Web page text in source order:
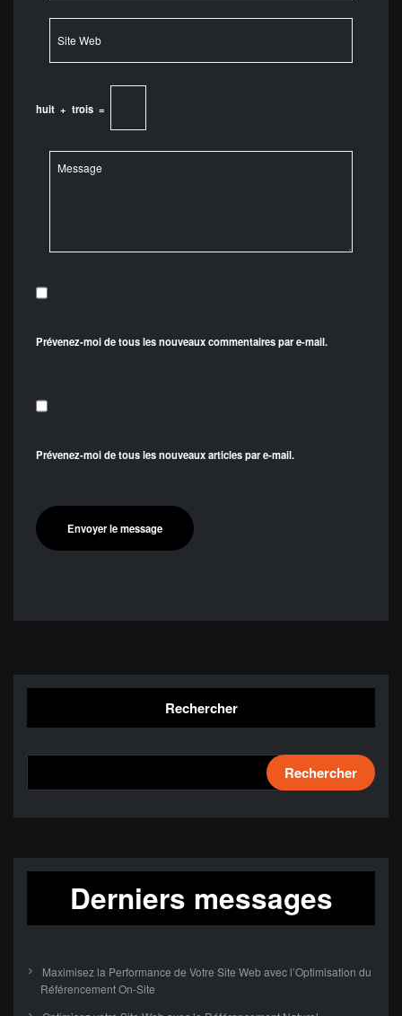
huit + trois =
Prévenez-moi de tous les nouveaux commentaires par e-mail.
Prévenez-moi de tous les nouveaux articles par e-mail.
Rechercher
Rechercher
Derniers messages
Maximisez la Performance de Votre Site Web avec l’Optimisation du
Référencement On-Site